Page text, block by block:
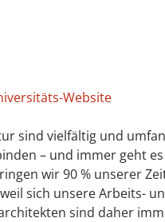
Website
sind vielfältig und
– und immer geht
wir 90 % unserer
sich unsere Arbeits-
sind daher